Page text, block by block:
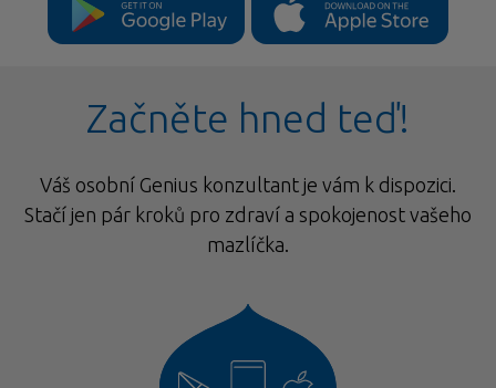
Začněte hned teď!
Váš osobní Genius konzultant je vám k dispozici.
Stačí jen pár kroků pro zdraví a spokojenost vašeho
mazlíčka.